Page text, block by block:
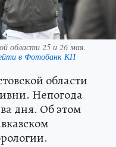
области 25 и 26 мая.
в Фотобанк КП
области
Непогода
дня. Об этом